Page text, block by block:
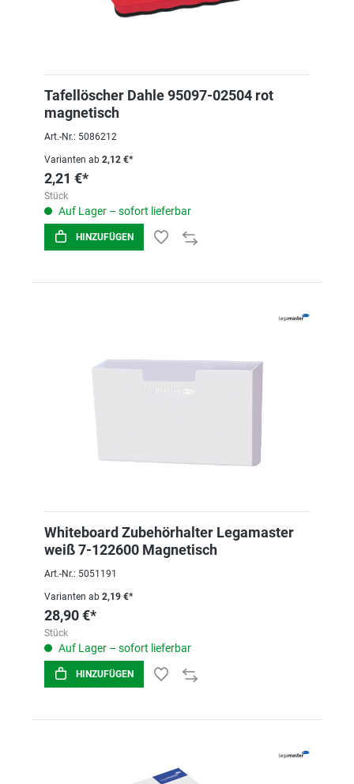
Tafellöscher Dahle 95097-02504 rot
magnetisch
Art.-Nr.: 5086212
Varianten ab 2,12 €*
2,21 €*
Stück
Auf Lager – sofort lieferbar
HINZUFÜGEN
Whiteboard Zubehörhalter Legamaster
weiß 7-122600 Magnetisch
Art.-Nr.: 5051191
Varianten ab 2,19 €*
28,90 €*
Stück
Auf Lager – sofort lieferbar
HINZUFÜGEN